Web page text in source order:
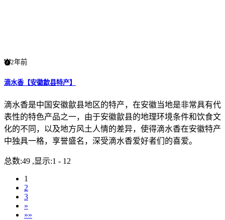
2年前
滴水香【安徽歙县特产】
滴水香是中国安徽歙县地区的特产，在安徽当地是非常具有代
表性的特色产品之一，由于安徽歙县的地理环境条件和饮食文
化的不同，以及地方风土人情的差异，使得滴水香在安徽特产
中独具一格，享誉盛名，深受滴水香爱好者们的喜爱。
总数:49 ,显示:1 - 12
1
2
3
»
»»